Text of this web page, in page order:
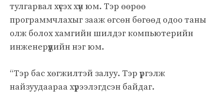
тулгарвал хүсэх хүн юм. Тэр өөрөө
программчлахыг зааж өгсөн бөгөөд одоо таны
олж болох хамгийн шилдэг компьютерийн
инженерүүдийн нэг юм.
“Тэр бас хөгжилтэй залуу. Тэр үргэлж
найзуудаараа хүрээлэгдсэн байдаг.